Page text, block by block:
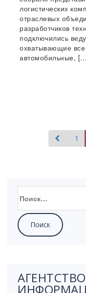
логистических
отраслевых
разработчиков
подключились
охватывающие
автомобильные,
1